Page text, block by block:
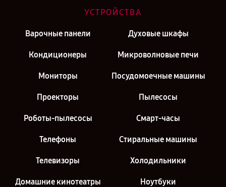
УСТРОЙСТВА
Варочные панели Духовые шкафы
Кондиционеры Микроволновые печи
Мониторы Посудомоечные машины
Проекторы Пылесосы
Роботы-пылесосы Смарт-часы
Телефоны Стиральные машины
Телевизоры Холодильники
Домашние кинотеатры Ноутбуки